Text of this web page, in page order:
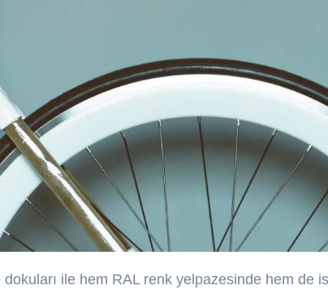
dokuları ile hem RAL renk yelpazesinde hem de